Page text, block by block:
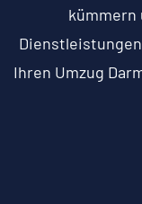
kümmern
Ihren Umzug